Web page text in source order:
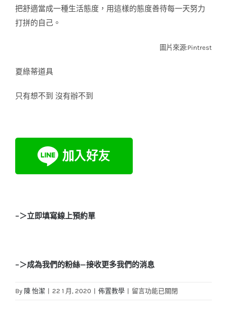
把舒適當成一種生活態度，用這樣的態度善待每一天努力
打拼的自己。
圖片來源:Pintrest
夏綠蒂道具
只有想不到 沒有辦不到
–＞立即填寫線上預約單
–＞成為我們的粉絲—接收更多我們的消息
By 陳 怡潔 | 22 1 月, 2020 | 佈置教學 | 在
留言功能已關閉